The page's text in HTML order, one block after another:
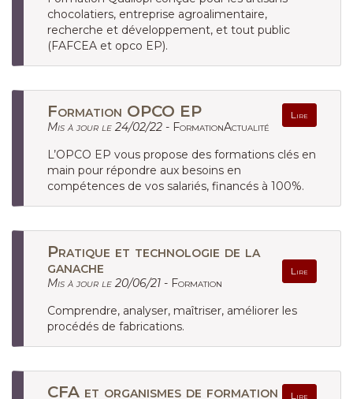
chocolatiers, entreprise agroalimentaire,
recherche et développement, et tout public
(FAFCEA et opco EP).
Formation OPCO EP Lire
Mis à jour le 24/02/22 - FormationActualité
L’OPCO EP vous propose des formations clés en
main pour répondre aux besoins en
compétences de vos salariés, financés à 100%.
Pratique et technologie de la
ganache
Lire
Mis à jour le 20/06/21 - Formation
Comprendre, analyser, maîtriser, améliorer les
procédés de fabrications.
CFA et organismes de formation Lire